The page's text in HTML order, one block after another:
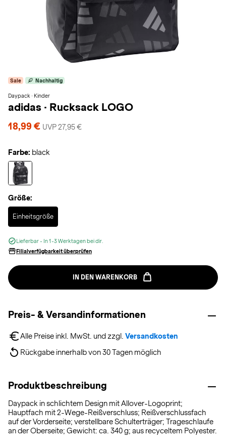
Sale Nachhaltig
Daypack · Kinder
adidas · Rucksack LOGO
18,99 € UVP 27,95 €
Farbe: black
Größe:
Einheitsgröße
Selected
Lieferbar - In 1-3 Werktagen bei dir.
Filialverfügbarkeit überprüfen
IN DEN WARENKORB
Preis- & Versandinformationen
Alle Preise inkl. MwSt. und zzgl. Versandkosten
Rückgabe innerhalb von 30 Tagen möglich
Produktbeschreibung
Daypack in schlichtem Design mit Allover-Logoprint;
Hauptfach mit 2-Wege-Reißverschluss; Reißverschlussfach
auf der Vorderseite; verstellbare Schulterträger; Trageschlaufe
an der Oberseite; Gewicht: ca. 340 g; aus recyceltem Polyester.